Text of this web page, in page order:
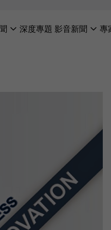
深度專題 影音新聞 專